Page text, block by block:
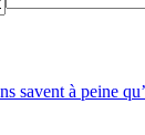
savent à peine